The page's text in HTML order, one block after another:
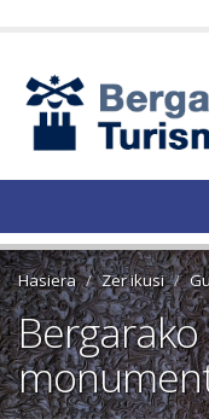
Hasiera Zer ikusi